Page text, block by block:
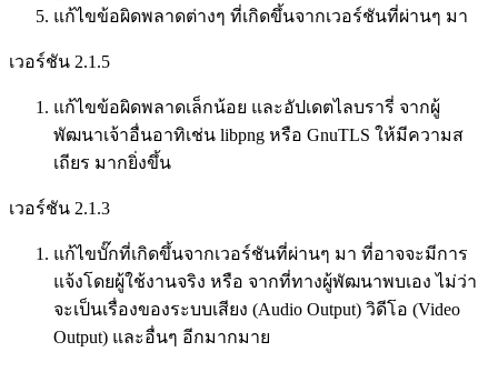
แก้ไขข้อผิดพลาดต่างๆ ที่เกิดขึ้นจากเวอร์ชันที่ผ่านๆ มา
เวอร์ชัน 2.1.5
แก้ไขข้อผิดพลาดเล็กน้อย และอัปเดตไลบรารี่ จากผู้
พัฒนาเจ้าอื่นอาทิเช่น libpng หรือ GnuTLS ให้มีความส
เถียร มากยิ่งขึ้น
เวอร์ชัน 2.1.3
แก้ไขบั๊กที่เกิดขึ้นจากเวอร์ชันที่ผ่านๆ มา ที่อาจจะมีการ
แจ้งโดยผู้ใช้งานจริง หรือ จากที่ทางผู้พัฒนาพบเอง ไม่ว่า
จะเป็นเรื่องของระบบเสียง (Audio Output) วิดีโอ (Video
Output) และอื่นๆ อีกมากมาย